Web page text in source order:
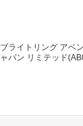
ブライトリング アベ
ャパン リミテッド